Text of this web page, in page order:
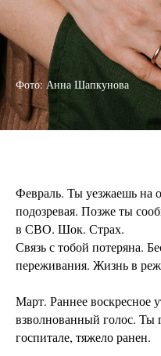
Фото: Анна Шапкунова
Февраль. Ты уезжаешь на
подозревая. Позже ты
в СВО. Шок. Страх.
Связь с тобой потеряна.
переживания. Жизнь в
Март. Раннее воскресное
взволнованный голос. Ты
госпитале, тяжело ранен.